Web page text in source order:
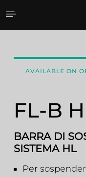
FL-B HL
AVAILABLE ON
FL-B
BARRA DI
SISTEMA HL
Per